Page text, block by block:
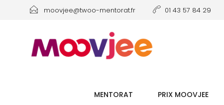
moovjee@twoo-mentorat.fr 01 43 57 84 29
MENTORAT PRIX MOOVJEE